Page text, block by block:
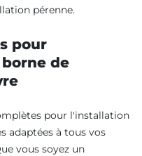
pérenne.
pour
de
pour l'installation
adaptées à tous vos
vous soyez un